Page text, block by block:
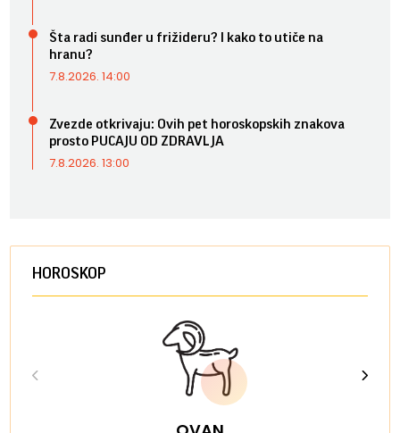
Šta radi sunđer u frižideru? I kako to utiče na
hranu?
7.8.2026. 14:00
Zvezde otkrivaju: Ovih pet horoskopskih znakova
prosto PUCAJU OD ZDRAVLJA
7.8.2026. 13:00
HOROSKOP